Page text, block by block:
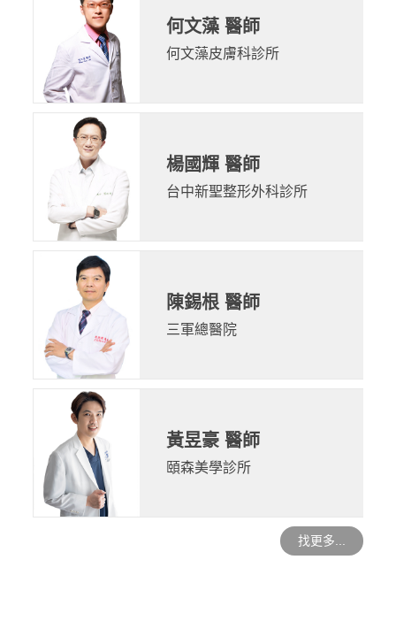
何文藻 醫師
何文藻皮膚科診所
楊國輝 醫師
台中新聖整形外科診所
陳錫根 醫師
三軍總醫院
黃昱豪 醫師
頤森美學診所
找更多...